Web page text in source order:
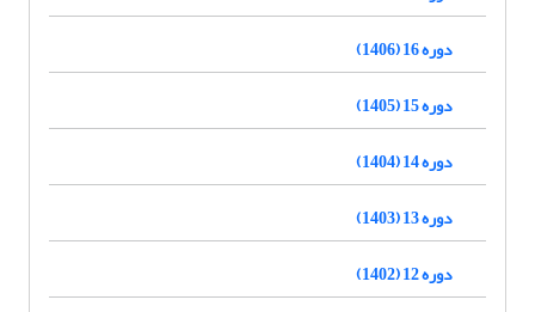
دوره 16 (1406)
دوره 15 (1405)
دوره 14 (1404)
دوره 13 (1403)
دوره 12 (1402)